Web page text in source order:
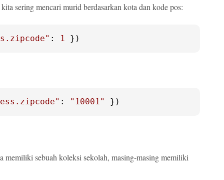
sering mencari murid berdasarkan kota dan kode pos:
: 1 })
: "10001" })
memiliki sebuah koleksi sekolah, masing-masing memiliki